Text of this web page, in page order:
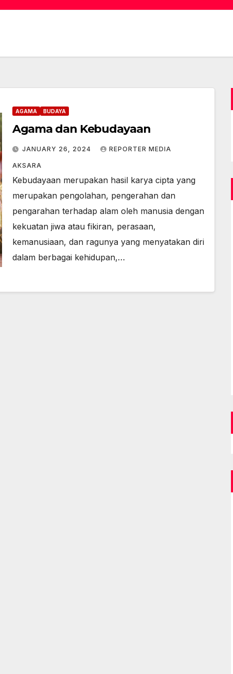
AGAMA BUDAYA
Agama dan Kebudayaan
JANUARY 26, 2024 REPORTER MEDIA
AKSARA
Kebudayaan merupakan hasil karya cipta yang
merupakan pengolahan, pengerahan dan
pengarahan terhadap alam oleh manusia dengan
kekuatan jiwa atau fikiran, perasaan,
kemanusiaan, dan ragunya yang menyatakan diri
dalam berbagai kehidupan,…